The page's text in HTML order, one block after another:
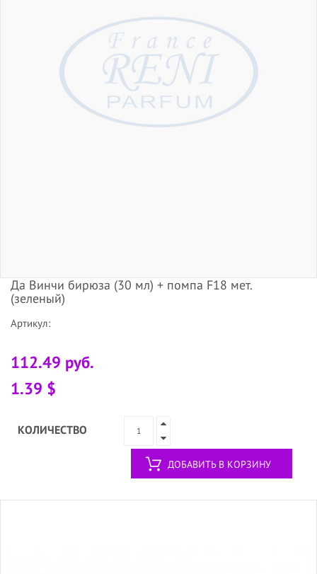
Да Винчи бирюза (30 мл) + помпа F18 мет.
(зеленый)
Артикул:
112.49 руб.
1.39 $
КОЛИЧЕСТВО
ДОБАВИТЬ В КОРЗИНУ